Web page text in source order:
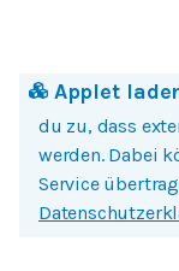
Applet
Mit einem Klick
du zu, dass
werden. Dabei
Service